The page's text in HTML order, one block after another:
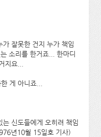
가 잘못한 건지 누가 책임
소리를 한거죠... 한마디
지요...
게 아니죠...
신도들에게 오히려 책임
년10월 15일호 기사)